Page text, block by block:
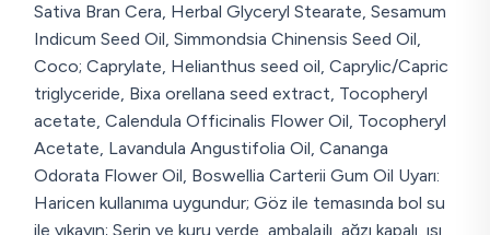
Sativa Bran Cera, Herbal Glyceryl Stearate, Sesamum
Indicum Seed Oil, Simmondsia Chinensis Seed Oil,
Coco; Caprylate, Helianthus seed oil, Caprylic/Capric
triglyceride, Bixa orellana seed extract, Tocopheryl
acetate, Calendula Officinalis Flower Oil, Tocopheryl
Acetate, Lavandula Angustifolia Oil, Cananga
Odorata Flower Oil, Boswellia Carterii Gum Oil Uyarı:
Haricen kullanıma uygundur; Göz ile temasında bol su
ile yıkayın; Serin ve kuru yerde, ambalajlı, ağzı kapalı, ısı